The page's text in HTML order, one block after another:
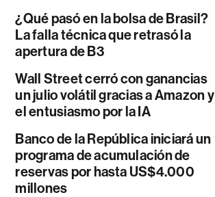
¿Qué pasó en la bolsa de Brasil?
La falla técnica que retrasó la
apertura de B3
Wall Street cerró con ganancias
un julio volátil gracias a Amazon y
el entusiasmo por la IA
Banco de la República iniciará un
programa de acumulación de
reservas por hasta US$4.000
millones